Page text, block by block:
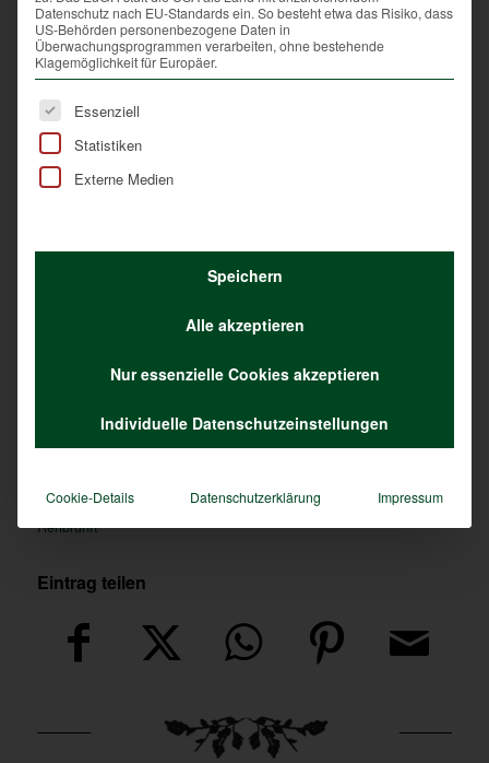
Gefahr für Wildunfälle ist gerade in den kommenden
Wochen besonders hoch. Da Liebe bekanntlich blind
macht, nehmen die Tiere nämlich kaum Rücksicht auf
Ein älterer Rehbock sucht gegen Ende der Brunft
hinaus. Foto: N. Mayr
Schlagworte: Blattzeit Brunftzeit,Hexenringe Liebesrausch,
Rehbrunft
Eintrag teilen
Datenschutz nach EU-Standards ein. So besteht etwa das Risiko, dass
US-Behörden personenbezogene Daten in
Überwachungsprogrammen verarbeiten, ohne bestehende
Klagemöglichkeit für Europäer.
Es folgt eine Liste der Service-Gruppen, für die eine
Essenziell
Statistiken
Externe Medien
Speichern
Alle akzeptieren
Nur essenzielle Cookies akzeptieren
Individuelle Datenschutzeinstellungen
Cookie-Details Datenschutzerklärung Impressum